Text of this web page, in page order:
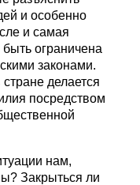
и особенно
и самая
ограничена
законами.
делается
посредством
нам,
Закрыться ли